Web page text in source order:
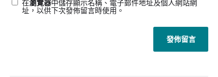
在瀏覽器中儲存顯示名稱、電子郵件地址及個人網站網
址，以供下次發佈留言時使用。